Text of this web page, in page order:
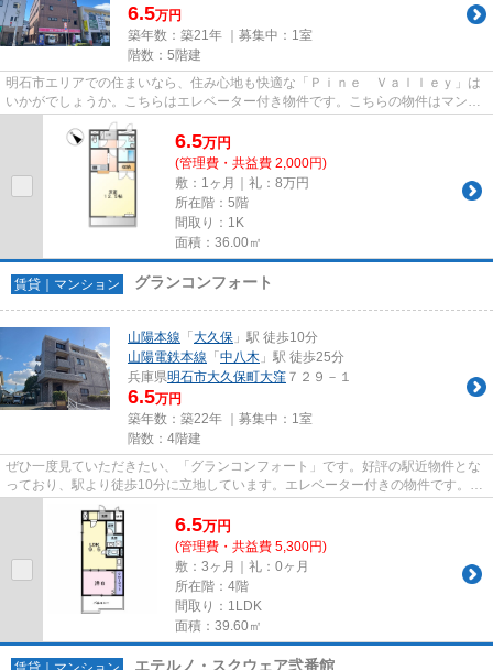
6.5万円
築年数：築21年 ｜募集中： 1室
階数：5階建
明石市エリアでの住まいなら、住み心地も快適な「Ｐｉｎｅ Ｖａｌｌｅｙ」は
いかがでしょうか。こちらはエレベーター付き物件です。こちらの物件はマンシ
ョンです。新たな回線工事の...
6.5万円
(管理費・共益費 2,000円)
敷：1ヶ月｜礼：8万円
所在階：5階
間取り：1K
面積：36.00㎡
賃貸｜マンション グランコンフォート
山陽本線 「 大久保 」駅 徒歩10分
山陽電鉄本線 「 中八木 」駅 徒歩25分
兵庫県明石市大久保町大窪 ７２９－１
6.5万円
築年数：築22年 ｜募集中： 1室
階数：4階建
ぜひ一度見ていただきたい、「グランコンフォート」です。好評の駅近物件とな
っており、駅より徒歩10分に立地しています。エレベーター付きの物件です。新
築マンションです。こだわり...
6.5万円
(管理費・共益費 5,300円)
敷：3ヶ月｜礼：0ヶ月
所在階：4階
間取り：1LDK
面積：39.60㎡
エテルノ・スクウェア弐番館